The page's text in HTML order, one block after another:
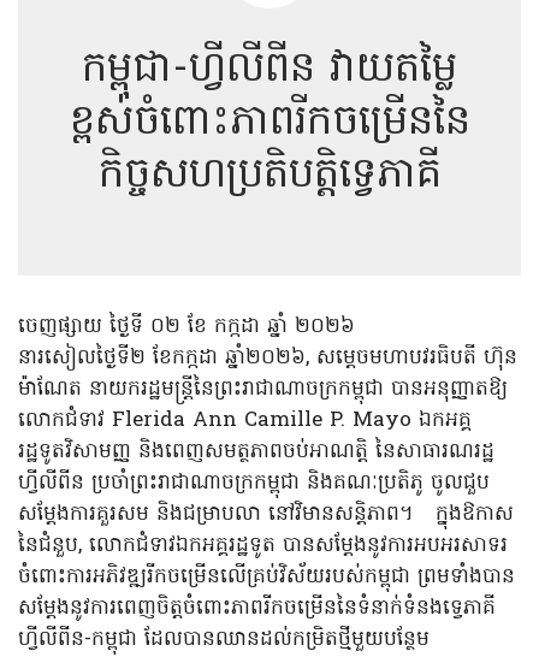
កម្ពុជា-ហ្វីលីពីន វាយតម្លៃ
ខ្ពស់ចំពោះភាពរីកចម្រើននៃ
កិច្ចសហប្រតិបត្តិទ្វេភាគី
ចេញផ្សាយ ថ្ងៃទី ០២ ខែ កក្កដា ឆ្នាំ ២០២៦
នារសៀលថ្ងៃទី២ ខែកក្កដា ឆ្នាំ២០២៦, សម្តេចមហាបវរធិបតី ហ៊ុន
ម៉ាណែត នាយករដ្ឋមន្ត្រីនៃព្រះរាជាណាចក្រកម្ពុជា បានអនុញ្ញាតឱ្យ
លោកជំទាវ Flerida Ann Camille P. Mayo ឯកអគ្គ
រដ្ឋទូតវិសាមញ្ញ និងពេញសមត្ថភាព​ចប់អាណត្តិ​ នៃសាធារណរដ្ឋ
ហ្វីលីពីន ប្រចាំព្រះរាជាណាចក្រកម្ពុជា និងគណៈប្រតិភូ ចូលជួប
សម្តែងការគួរសម និងជម្រាបលា នៅវិមានសន្តិភាព។ ក្នុងឱកាស
នៃជំនួប, លោកជំទាវឯកអគ្គរដ្ឋទូត បានសម្តែងនូវការអបអរសាទរ
ចំពោះការអភិវឌ្ឍរីកចម្រើនលើគ្រប់វិស័យរបស់កម្ពុជា ព្រមទាំងបាន
សម្តែងនូវការពេញចិត្តចំពោះភាពរីកចម្រើននៃទំនាក់ទំនងទ្វេភាគី
ហ្វីលីពីន-កម្ពុជា ដែលបានឈានដល់កម្រិតថ្មីមួយបន្ថែម